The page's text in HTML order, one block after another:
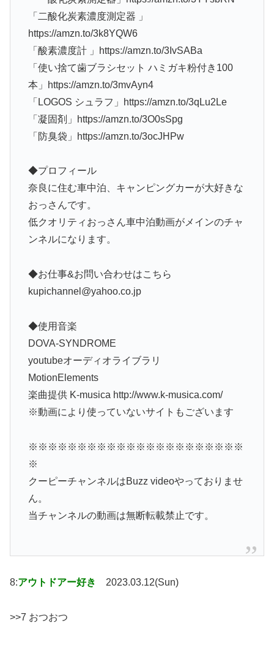
「二酸化炭素濃度測定器 」
https://amzn.to/3k8YQW6
「酸素濃度計 」https://amzn.to/3IvSABa
「使い捨て歯ブラシセット ハミガキ粉付き100
本」https://amzn.to/3mvAyn4
「LOGOS シュラフ」https://amzn.to/3qLu2Le
「凝固剤」https://amzn.to/3O0sSpg
「防臭袋」https://amzn.to/3ocJHPw
◆プロフィール
奈良に住む車中泊、キャンピングカーが大好きな
おっさんです。
低クオリティおっさん車中泊動画がメインのチャ
ンネルになります。
◆お仕事&お問い合わせはこちら
kupichannel@yahoo.co.jp
◆使用音楽
DOVA-SYNDROME
youtubeオーディオライブラリ
MotionElements
楽曲提供 K-musica http://www.k-musica.com/
※動画により使っていないサイトもございます
※※※※※※※※※※※※※※※※※※※※※※
※
クーピーチャンネルはBuzz videoやっておりませ
ん。
当チャンネルの動画は無断転載禁止です。
8:アウトドアー好き 2023.03.12(Sun)
>>7 おつおつ